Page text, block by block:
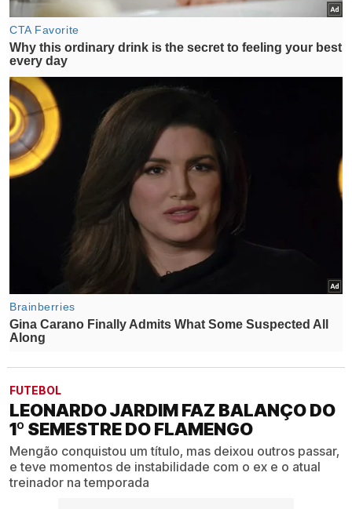
FUTEBOL
LEONARDO JARDIM FAZ BALANÇO DO
1º SEMESTRE DO FLAMENGO
Mengão conquistou um título, mas deixou outros passar,
e teve momentos de instabilidade com o ex e o atual
treinador na temporada